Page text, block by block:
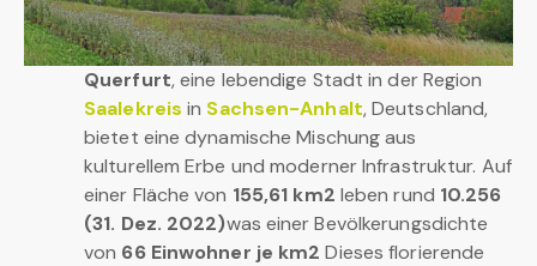
Querfurt, eine lebendige Stadt in der Region
Saalekreis in Sachsen-Anhalt, Deutschland,
bietet eine dynamische Mischung aus
kulturellem Erbe und moderner Infrastruktur. Auf
einer Fläche von 155,61 km2 leben rund 10.256
(31. Dez. 2022)was einer Bevölkerungsdichte
von 66 Einwohner je km2 Dieses florierende